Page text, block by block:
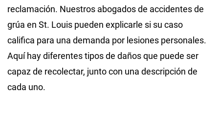
reclamación. Nuestros abogados de accidentes de
grúa en St. Louis pueden explicarle si su caso
califica para una demanda por lesiones personales.
Aquí hay diferentes tipos de daños que puede ser
capaz de recolectar, junto con una descripción de
cada uno.